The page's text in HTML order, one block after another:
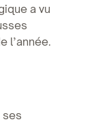
a vu
l’année.
ses